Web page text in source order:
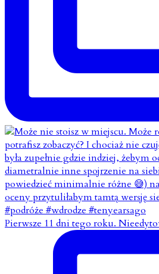
Pierwsze 11 dni tego roku.